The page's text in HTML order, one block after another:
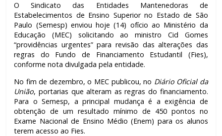
O Sindicato das Entidades Mantenedoras de
Estabelecimentos de Ensino Superior no Estado de São
Paulo (Semesp) enviou hoje (14) ofício ao Ministério da
Educação (MEC) solicitando ao ministro Cid Gomes
“providências urgentes” para revisão das alterações das
regras do Fundo de Financiamento Estudantil (Fies),
conforme nota divulgada pela entidade.
No fim de dezembro, o MEC publicou, no Diário Oficial da
União, portarias que alteram as regras do financiamento.
Para o Semesp, a principal mudança é a exigência de
obtenção de um resultado mínimo de 450 pontos no
Exame Nacional de Ensino Médio (Enem) para os alunos
terem acesso ao Fies.